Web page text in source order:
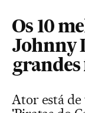
Os 10
Johnny
grandes
Ator está de